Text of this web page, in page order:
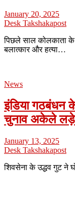
January 20, 2025
Desk Takshakapost
पिछले साल कोलकाता
बलात्कार और हत्या…
News
इंडिया गठबंधन
चुनाव अकेले
January 13, 2025
Desk Takshakapost
शिवसेना के उद्धव गुट ने